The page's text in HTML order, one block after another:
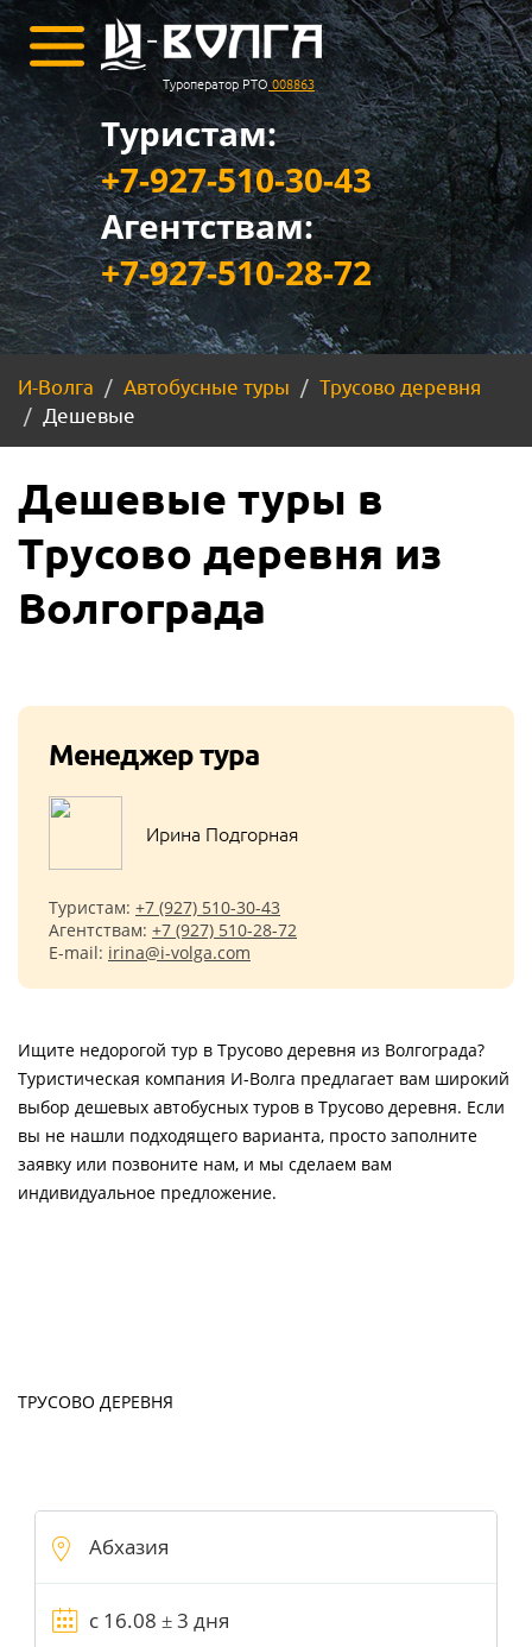
Туроператор РТО 008863
Туристам:
+7-927-510-30-43
Агентствам:
+7-927-510-28-72
И-Волга Автобусные туры
Трусово деревня
Дешевые
Дешевые туры в
Трусово деревня из
Волгограда
Менеджер тура
Ирина Подгорная
Туристам: +7 (927) 510-30-43
Агентствам: +7 (927) 510-28-72
E-mail: irina@i-volga.com
Ищите недорогой тур в Трусово деревня из Волгограда?
Туристическая компания И-Волга предлагает вам широкий
выбор дешевых автобусных туров в Трусово деревня. Если
вы не нашли подходящего варианта, просто заполните
заявку или позвоните нам, и мы сделаем вам
индивидуальное предложение.
ТРУСОВО ДЕРЕВНЯ